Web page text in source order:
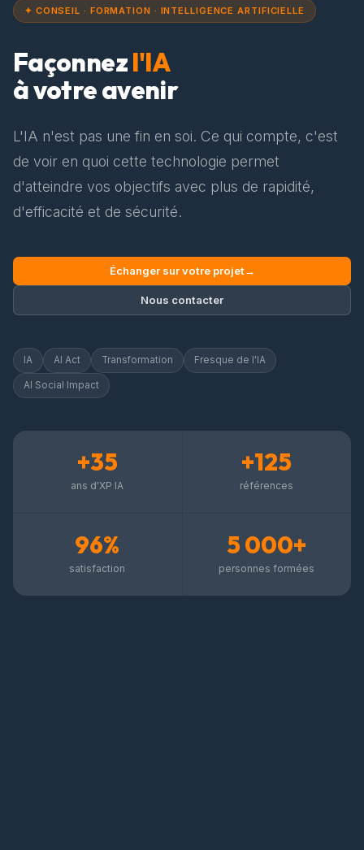
✦ CONSEIL · FORMATION · INTELLIGENCE ARTIFICIELLE
Façonnezl'IA
à votre avenir
L'IA n'est pas une fin en soi. Ce qui compte, c'est
de voir en quoi cette technologie permet
d'atteindre vos objectifs avec plus de rapidité,
d'efficacité et de sécurité.
Échanger sur votre projet→
Nous contacter
IA AI Act Transformation Fresque de l'IA
AI Social Impact
+35
ans d'XP IA
+125
références
96%
satisfaction
5 000+
personnes formées